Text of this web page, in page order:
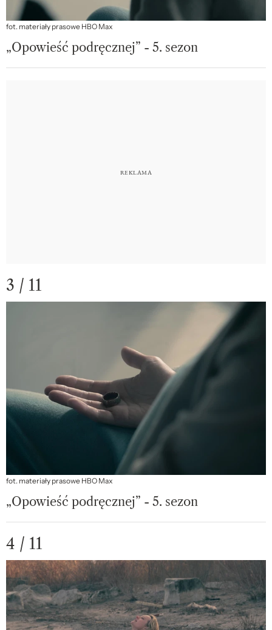
fot. materiały prasowe HBO Max
„Opowieść podręcznej” - 5. sezon
3 / 11
fot. materiały prasowe HBO Max
„Opowieść podręcznej” - 5. sezon
4 / 11